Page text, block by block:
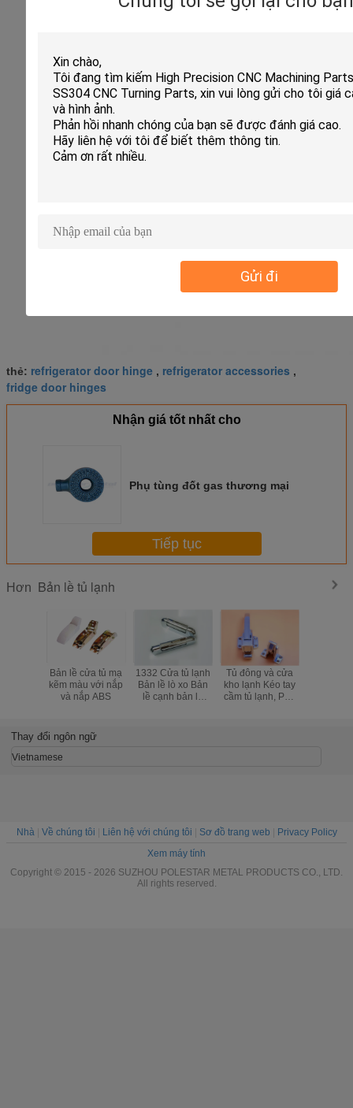
Gửi đi
thẻ: refrigerator door hinge , refrigerator accessories ,
fridge door hinges
Nhận giá tốt nhất cho
Phụ tùng đốt gas thương mại
Tiếp tục
Hơn Bản lề tủ lạnh
Bản lề cửa tủ mạ
kẽm màu với nắp
và nắp ABS
1332 Cửa tủ lạnh
Bản lề lò xo Bản
lề cạnh bản lề
Tủ đông và cửa
kho lạnh Kéo tay
cầm tủ lạnh, Phụ
Thay đổi ngôn ngữ
Vietnamese
Nhà| Về chúng tôi Liên hệ với chúng tôi Sơ đồ trang web
Privacy Policy
Xem máy tính
Copyright © 2015 - 2026 SUZHOU POLESTAR METAL PRODUCTS CO., LTD.
All rights reserved.